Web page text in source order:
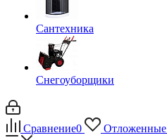
Сантехника
Снегоуборщики
Сравнение0 Отложенные